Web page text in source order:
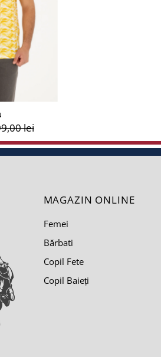
lei
MAGAZIN ONLINE
Femei
Bărbati
Copil Fete
Copil Baieți